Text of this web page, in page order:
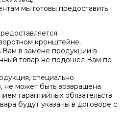
мы готовы предоставить
кронштейне.
в замене продукции в
товар не подошел Вам по
специально
не может быть возвращена
гарантийных обязательств.
будут указаны в договоре с